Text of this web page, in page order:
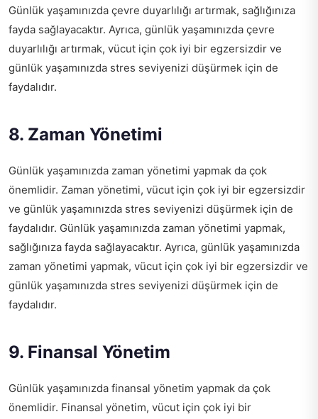
Günlük yaşamınızda çevre duyarlılığı artırmak, sağlığınıza
fayda sağlayacaktır. Ayrıca, günlük yaşamınızda çevre
duyarlılığı artırmak, vücut için çok iyi bir egzersizdir ve
günlük yaşamınızda stres seviyenizi düşürmek için de
faydalıdır.
8. Zaman Yönetimi
Günlük yaşamınızda zaman yönetimi yapmak da çok
önemlidir. Zaman yönetimi, vücut için çok iyi bir egzersizdir
ve günlük yaşamınızda stres seviyenizi düşürmek için de
faydalıdır. Günlük yaşamınızda zaman yönetimi yapmak,
sağlığınıza fayda sağlayacaktır. Ayrıca, günlük yaşamınızda
zaman yönetimi yapmak, vücut için çok iyi bir egzersizdir ve
günlük yaşamınızda stres seviyenizi düşürmek için de
faydalıdır.
9. Finansal Yönetim
Günlük yaşamınızda finansal yönetim yapmak da çok
önemlidir. Finansal yönetim, vücut için çok iyi bir